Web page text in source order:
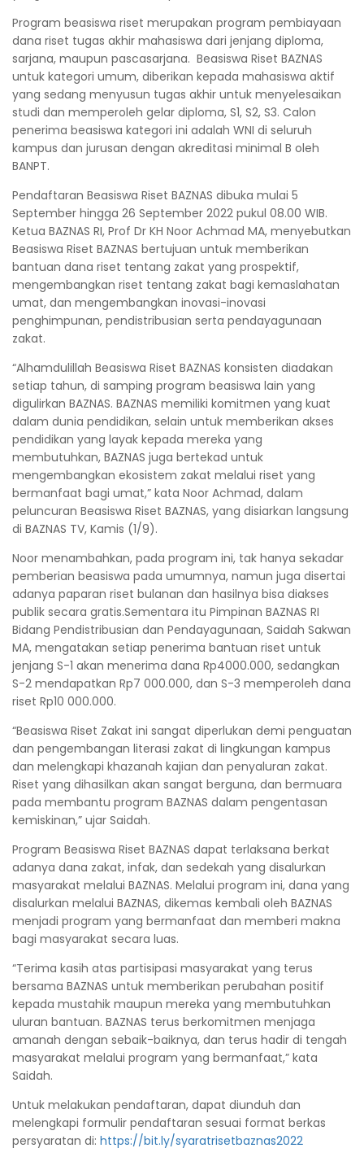
Program beasiswa riset merupakan program pembiayaan
dana riset tugas akhir mahasiswa dari jenjang diploma,
sarjana, maupun pascasarjana. Beasiswa Riset BAZNAS
untuk kategori umum, diberikan kepada mahasiswa aktif
yang sedang menyusun tugas akhir untuk menyelesaikan
studi dan memperoleh gelar diploma, S1, S2, S3. Calon
penerima beasiswa kategori ini adalah WNI di seluruh
kampus dan jurusan dengan akreditasi minimal B oleh
BANPT.
Pendaftaran Beasiswa Riset BAZNAS dibuka mulai 5
September hingga 26 September 2022 pukul 08.00 WIB.
Ketua BAZNAS RI, Prof Dr KH Noor Achmad MA, menyebutkan
Beasiswa Riset BAZNAS bertujuan untuk memberikan
bantuan dana riset tentang zakat yang prospektif,
mengembangkan riset tentang zakat bagi kemaslahatan
umat, dan mengembangkan inovasi-inovasi
penghimpunan, pendistribusian serta pendayagunaan
zakat.
“Alhamdulillah Beasiswa Riset BAZNAS konsisten diadakan
setiap tahun, di samping program beasiswa lain yang
digulirkan BAZNAS. BAZNAS memiliki komitmen yang kuat
dalam dunia pendidikan, selain untuk memberikan akses
pendidikan yang layak kepada mereka yang
membutuhkan, BAZNAS juga bertekad untuk
mengembangkan ekosistem zakat melalui riset yang
bermanfaat bagi umat,” kata Noor Achmad, dalam
peluncuran Beasiswa Riset BAZNAS, yang disiarkan langsung
di BAZNAS TV, Kamis (1/9).
Noor menambahkan, pada program ini, tak hanya sekadar
pemberian beasiswa pada umumnya, namun juga disertai
adanya paparan riset bulanan dan hasilnya bisa diakses
publik secara gratis.Sementara itu Pimpinan BAZNAS RI
Bidang Pendistribusian dan Pendayagunaan, Saidah Sakwan
MA, mengatakan setiap penerima bantuan riset untuk
jenjang S-1 akan menerima dana Rp4000.000, sedangkan
S-2 mendapatkan Rp7 000.000, dan S-3 memperoleh dana
riset Rp10 000.000.
“Beasiswa Riset Zakat ini sangat diperlukan demi penguatan
dan pengembangan literasi zakat di lingkungan kampus
dan melengkapi khazanah kajian dan penyaluran zakat.
Riset yang dihasilkan akan sangat berguna, dan bermuara
pada membantu program BAZNAS dalam pengentasan
kemiskinan,” ujar Saidah.
Program Beasiswa Riset BAZNAS dapat terlaksana berkat
adanya dana zakat, infak, dan sedekah yang disalurkan
masyarakat melalui BAZNAS. Melalui program ini, dana yang
disalurkan melalui BAZNAS, dikemas kembali oleh BAZNAS
menjadi program yang bermanfaat dan memberi makna
bagi masyarakat secara luas.
“Terima kasih atas partisipasi masyarakat yang terus
bersama BAZNAS untuk memberikan perubahan positif
kepada mustahik maupun mereka yang membutuhkan
uluran bantuan. BAZNAS terus berkomitmen menjaga
amanah dengan sebaik-baiknya, dan terus hadir di tengah
masyarakat melalui program yang bermanfaat,” kata
Saidah.
Untuk melakukan pendaftaran, dapat diunduh dan
melengkapi formulir pendaftaran sesuai format berkas
persyaratan di: https://bit.ly/syaratrisetbaznas2022